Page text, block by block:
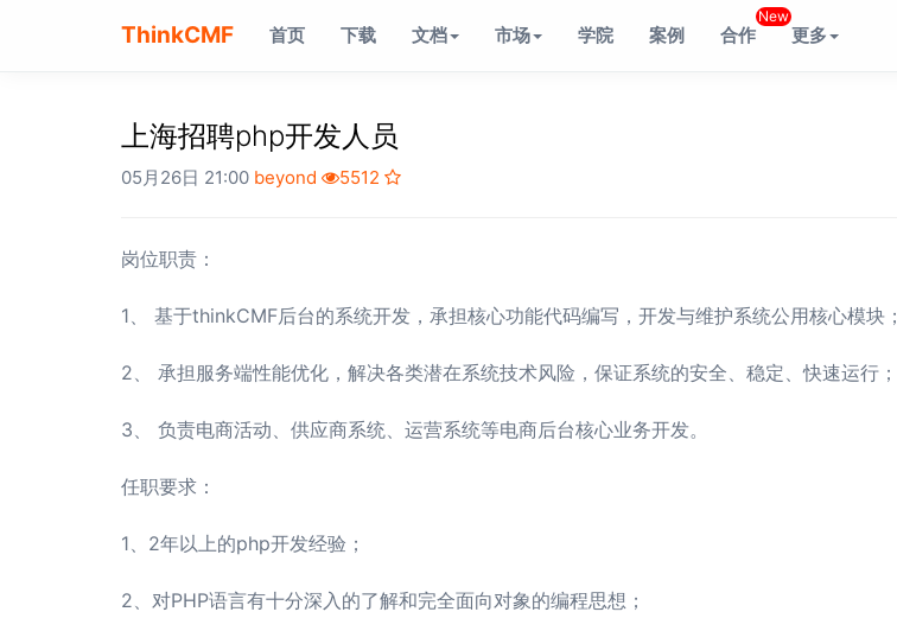
ThinkCMF 首页 下载 文档 市场 学院 案例 合作
New
更多
上海招聘php开发人员
05月26日 21:00 beyond 5512
岗位职责：
1、 基于thinkCMF后台的系统开发，承担核心功能代码编写，开发与维护系统公用核心模块；
2、 承担服务端性能优化，解决各类潜在系统技术风险，保证系统的安全、稳定、快速运行；
3、 负责电商活动、供应商系统、运营系统等电商后台核心业务开发。
任职要求：
1、2年以上的php开发经验；
2、对PHP语言有十分深入的了解和完全面向对象的编程思想；